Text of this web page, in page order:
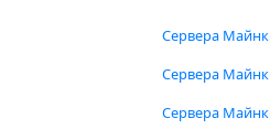
Сервера
Сервера
Сервера